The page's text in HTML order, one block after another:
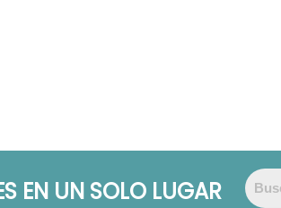
EN UN SOLO LUGAR